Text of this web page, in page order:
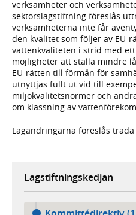
verksamheter och
sektorslagstiftning föreslås
verksamheterna inte får
den kvalitet som följer av EU-
vattenkvaliteten i strid med
möjligheter att ställa mindre
EU-rätten till förmån för
utnyttjas fullt ut vid till
miljökvalitetsnormer och
om klassning av
Lagändringarna föreslås
Lagstiftningskedjan